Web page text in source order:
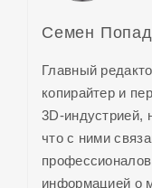
Семен
Главный
копирайтер и
3D-индустрией,
что с ними
информацией о